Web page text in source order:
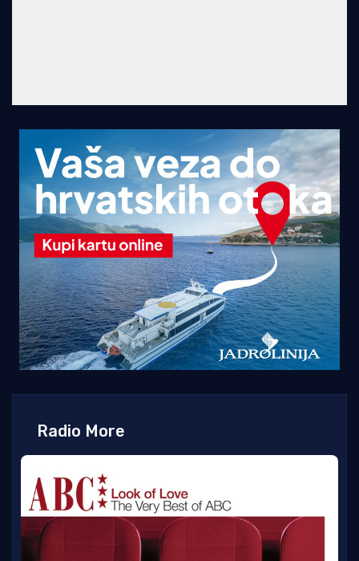
Radio More